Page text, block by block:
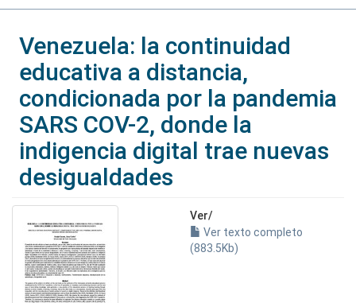
Venezuela: la continuidad
educativa a distancia,
condicionada por la pandemia
SARS COV-2, donde la
indigencia digital trae nuevas
desigualdades
Ver/
Ver texto completo
(883.5Kb)